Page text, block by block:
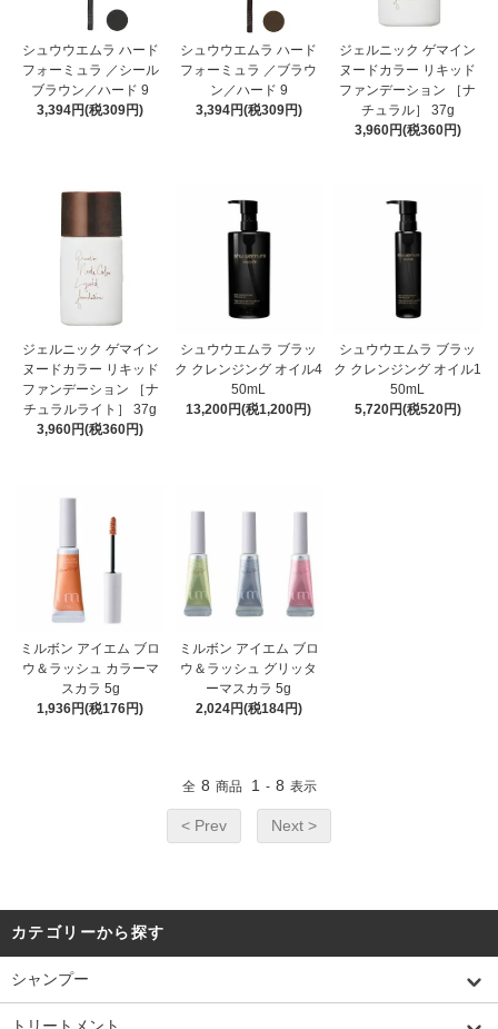
シュウウエムラ ハード
フォーミュラ ／シール
ブラウン／ハード 9
3,394円(税309円)
シュウウエムラ ハード
フォーミュラ ／ブラウ
ン／ハード 9
3,394円(税309円)
ジェルニック ゲマイン
ヌードカラー リキッド
ファンデーション ［ナ
チュラル］ 37g
3,960円(税360円)
ジェルニック ゲマイン
ヌードカラー リキッド
ファンデーション ［ナ
チュラルライト］ 37g
3,960円(税360円)
シュウウエムラ ブラッ
ク クレンジング オイル4
50mL
13,200円(税1,200円)
シュウウエムラ ブラッ
ク クレンジング オイル1
50mL
5,720円(税520円)
ミルボン アイエム ブロ
ウ＆ラッシュ カラーマ
スカラ 5g
1,936円(税176円)
ミルボン アイエム ブロ
ウ＆ラッシュ グリッタ
ーマスカラ 5g
2,024円(税184円)
全 8 商品 1 - 8 表示
< Prev Next >
カテゴリーから探す
シャンプー